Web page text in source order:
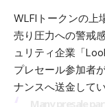
WLFIトークンの上
売り圧力への警戒
ュリティ企業「
プレセール参加者
ナンスへ送金して